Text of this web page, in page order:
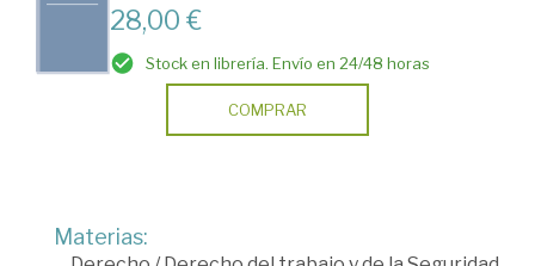
28,00 €
Stock en librería. Envío en 24/48 horas
COMPRAR
Materias: